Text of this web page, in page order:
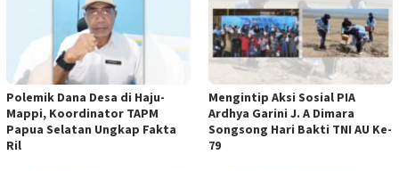
Polemik Dana Desa di Haju-
Mappi, Koordinator TAPM
Papua Selatan Ungkap Fakta
Ril
Mengintip Aksi Sosial PIA
Ardhya Garini J. A Dimara
Songsong Hari Bakti TNI AU Ke-
79